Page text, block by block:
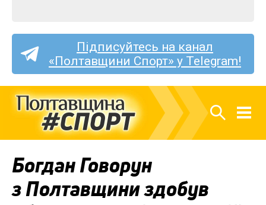
Підписуйтесь на канал
«Полтавщини Спорт» у Telegram!
Богдан Говорун
з Полтавщини здобув